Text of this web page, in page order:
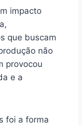
impacto
que buscam
não
provocou
e a
foi a forma